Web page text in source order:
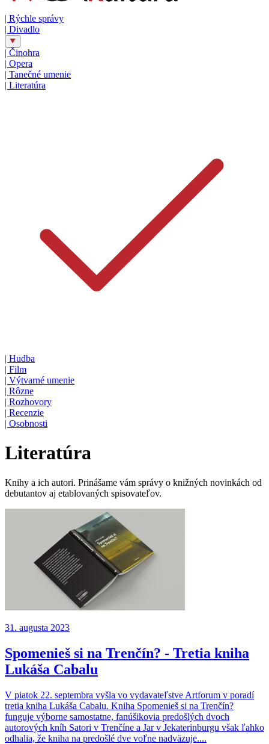
| Rýchle správy
| Divadlo
| Činohra
| Opera
| Tanečné umenie
| Literatúra
| Hudba
| Film
| Výtvarné umenie
| Rôzne
| Rozhovory
| Recenzie
| Osobnosti
Literatúra
Knihy a ich autori. Prinášame vám správy o knižných novinkách od
debutantov aj etablovaných spisovateľov.
31. augusta 2023
Spomenieš si na Trenčín? - Tretia kniha
Lukáša Cabalu
V piatok 22. septembra vyšla vo vydavateľstve Artforum v poradí
tretia kniha Lukáša Cabalu. Kniha Spomenieš si na Trenčín?
funguje výborne samostatne, fanúšikovia predošlých dvoch
autorových kníh Satori v Trenčíne a Jar v Jekaterinburgu však ľahko
odhalia, že kniha na predošlé dve voľne nadväzuje....